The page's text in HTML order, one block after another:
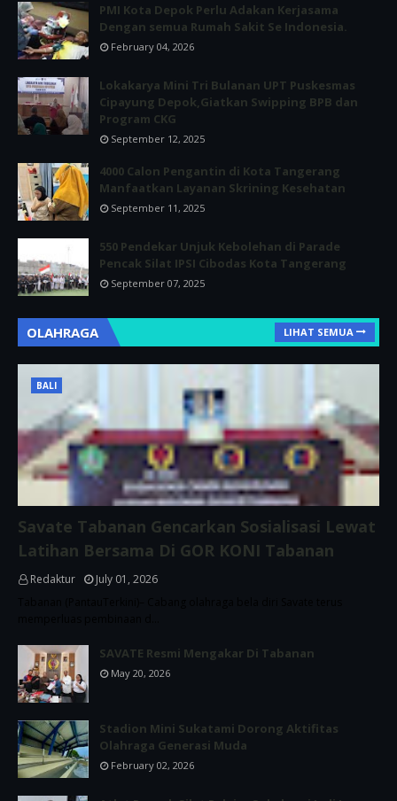
PMI Kota Depok Perlu Adakan Kerjasama
Dengan semua Rumah Sakit Se Indonesia.
February 04, 2026
Lokakarya Mini Tri Bulanan UPT Puskesmas
Cipayung Depok,Giatkan Swipping BPB dan
Program CKG
September 12, 2025
4000 Calon Pengantin di Kota Tangerang
Manfaatkan Layanan Skrining Kesehatan
September 11, 2025
550 Pendekar Unjuk Kebolehan di Parade
Pencak Silat IPSI Cibodas Kota Tangerang
September 07, 2025
OLAHRAGA LIHAT SEMUA
BALI
Savate Tabanan Gencarkan Sosialisasi Lewat
Latihan Bersama Di GOR KONI Tabanan
Redaktur
July 01, 2026
SAVATE Resmi Mengakar Di Tabanan
May 20, 2026
Stadion Mini Sukatami Dorong Aktifitas
Olahraga Generasi Muda
February 02, 2026